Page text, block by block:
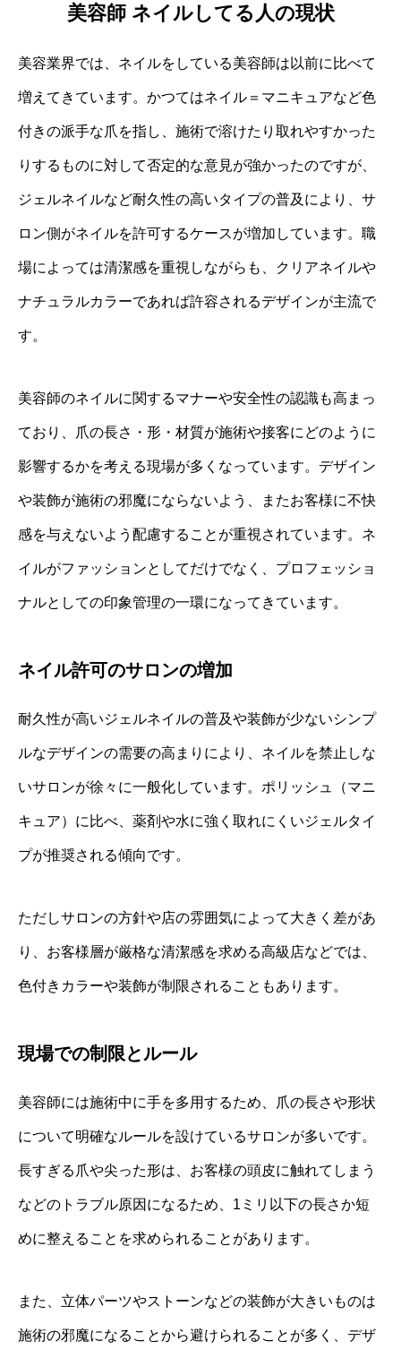
美容師 ネイルしてる人の現状
美容業界では、ネイルをしている美容師は以前に比べて
増えてきています。かつてはネイル＝マニキュアなど色
付きの派手な爪を指し、施術で溶けたり取れやすかった
りするものに対して否定的な意見が強かったのですが、
ジェルネイルなど耐久性の高いタイプの普及により、サ
ロン側がネイルを許可するケースが増加しています。職
場によっては清潔感を重視しながらも、クリアネイルや
ナチュラルカラーであれば許容されるデザインが主流で
す。
美容師のネイルに関するマナーや安全性の認識も高まっ
ており、爪の長さ・形・材質が施術や接客にどのように
影響するかを考える現場が多くなっています。デザイン
や装飾が施術の邪魔にならないよう、またお客様に不快
感を与えないよう配慮することが重視されています。ネ
イルがファッションとしてだけでなく、プロフェッショ
ナルとしての印象管理の一環になってきています。
ネイル許可のサロンの増加
耐久性が高いジェルネイルの普及や装飾が少ないシンプ
ルなデザインの需要の高まりにより、ネイルを禁止しな
いサロンが徐々に一般化しています。ポリッシュ（マニ
キュア）に比べ、薬剤や水に強く取れにくいジェルタイ
プが推奨される傾向です。
ただしサロンの方針や店の雰囲気によって大きく差があ
り、お客様層が厳格な清潔感を求める高級店などでは、
色付きカラーや装飾が制限されることもあります。
現場での制限とルール
美容師には施術中に手を多用するため、爪の長さや形状
について明確なルールを設けているサロンが多いです。
長すぎる爪や尖った形は、お客様の頭皮に触れてしまう
などのトラブル原因になるため、1ミリ以下の長さか短
めに整えることを求められることがあります。
また、立体パーツやストーンなどの装飾が大きいものは
施術の邪魔になることから避けられることが多く、デザ